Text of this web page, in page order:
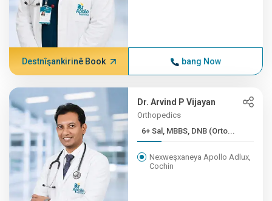
Destnîşankirinê Book bang Now
Dr. Arvind P Vijayan
Orthopedics
6+ Sal, MBBS, DNB (Orto...
Nexweşxaneya Apollo Adlux,
Cochin